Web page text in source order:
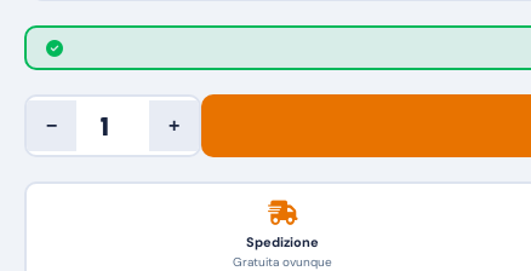
− +
Spedizione
Gratuita ovunque